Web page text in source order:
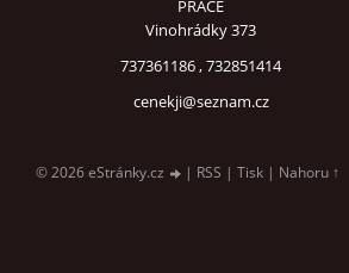
PRACE
Vinohrádky 373
737361186 , 732851414
cenekji@seznam.cz
© 2026 eStránky.cz | RSS | Tisk | Nahoru ↑